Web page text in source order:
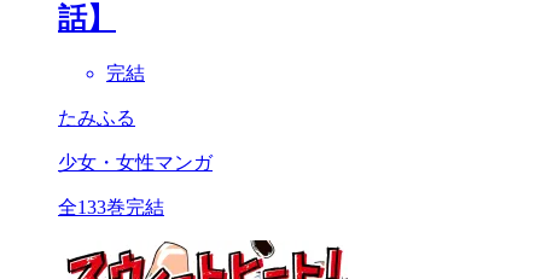
話】
完結
たみふる
少女・女性マンガ
全133巻完結